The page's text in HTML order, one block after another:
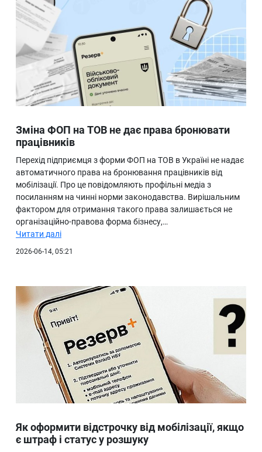
Зміна ФОП на ТОВ не дає права бронювати
працівників
Перехід підприємця з форми ФОП на ТОВ в Україні не надає
автоматичного права на бронювання працівників від
мобілізації. Про це повідомляють профільні медіа з
посиланням на чинні норми законодавства. Вирішальним
фактором для отримання такого права залишається не
організаційно-правова форма бізнесу,…
Читати далі
2026-06-14, 05:21
Як оформити відстрочку від мобілізації, якщо
є штраф і статус у розшуку